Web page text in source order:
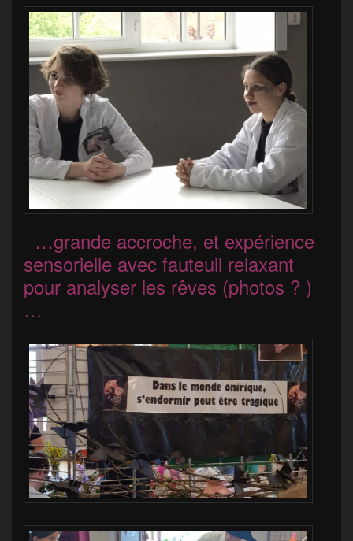
…grande accroche, et expérience
sensorielle avec fauteuil relaxant
pour analyser les rêves (photos ? )
…